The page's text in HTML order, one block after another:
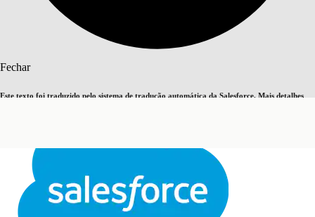
Fechar
Este texto foi traduzido pelo sistema de tradução automática da Salesforce. Mais detalhes
Fechar Fechar
Pesquisar